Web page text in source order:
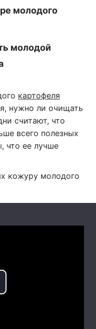
молодого
молодой
картофеля
нужно ли очищать
считают, что
всего полезных
что ее лучше
кожуру молодого